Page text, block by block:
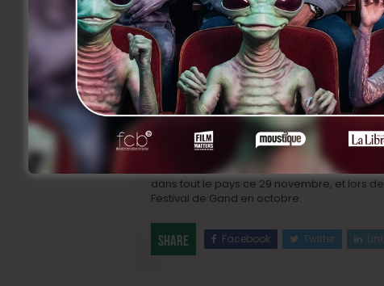
« Ce film a été le moment le plus magique de
réalisatrice Molly Manning Walker. « Et je le
sexuellement.Je pense qu’en tant que
limites. Nous n’avons pas besoin d’être à
film s’inspire notamment d’une agression
« Nous devrions être libres de boire
agressées. »
Comment ce message bien senti va-t-il se
dans tout le pays ce 29 novembre, et lors
Festival de Gand en octobre.
Share Facebook Twitter